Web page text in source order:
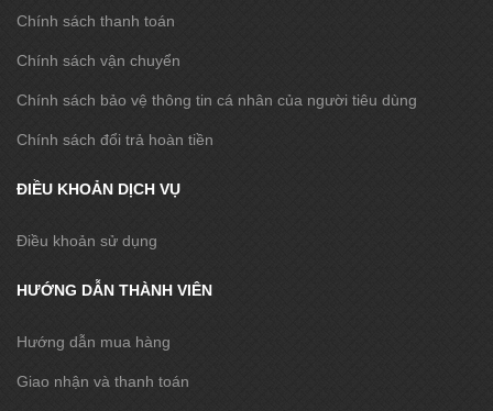
Chính sách thanh toán
Chính sách vận chuyển
Chính sách bảo vệ thông tin cá nhân của người tiêu dùng
Chính sách đổi trả hoàn tiền
ĐIỀU KHOẢN DỊCH VỤ
Điều khoản sử dụng
HƯỚNG DẪN THÀNH VIÊN
Hướng dẫn mua hàng
Giao nhận và thanh toán